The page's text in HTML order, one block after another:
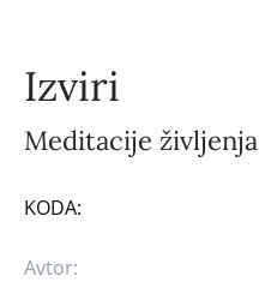
Izviri
Meditacije življenja
KODA:
Avtor: